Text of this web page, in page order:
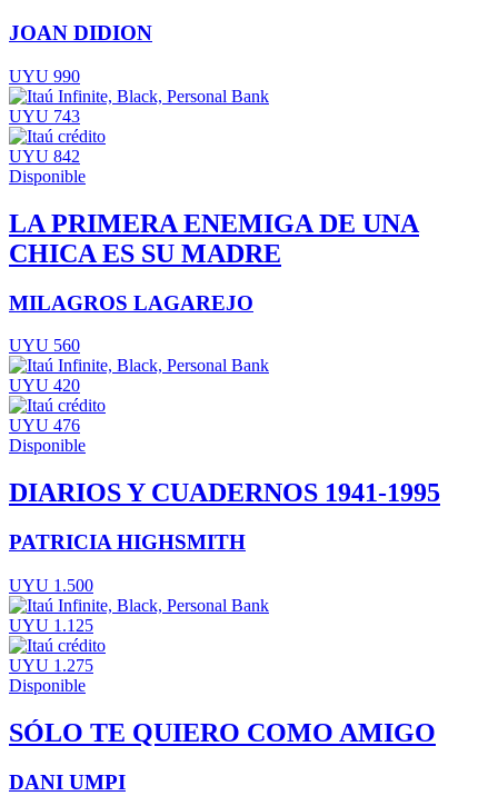
JOAN DIDION
UYU 990
UYU 743
UYU 842
Disponible
LA PRIMERA ENEMIGA DE UNA
CHICA ES SU MADRE
MILAGROS LAGAREJO
UYU 560
UYU 420
UYU 476
Disponible
DIARIOS Y CUADERNOS 1941-1995
PATRICIA HIGHSMITH
UYU 1.500
UYU 1.125
UYU 1.275
Disponible
SÓLO TE QUIERO COMO AMIGO
DANI UMPI